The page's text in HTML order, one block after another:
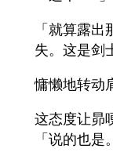
「就算露
失。这是剑
慵懒地转动
这态度让昴
「说的也是